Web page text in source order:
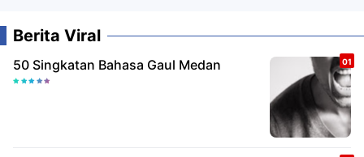
Berita Viral
50 Singkatan Bahasa Gaul Medan